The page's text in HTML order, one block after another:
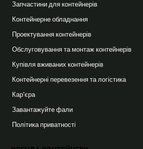
Запчастини для контейнерів
Контейнерне обладнання
Проектування контейнерів
Обслуговування та монтаж контейнерів
Купівля вживаних контейнерів
Контейнерні перевезення та логістика
Кар’єра
Завантажуйте фали
Політика приватності